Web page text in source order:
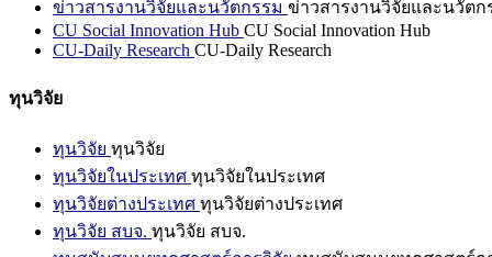
ข่าวสารงานวิจัยและนวัตกรรม ข่าวสารงานวิจัยและนวัตก
CU Social Innovation Hub CU Social Innovation Hub
CU-Daily Research CU-Daily Research
ทุนวิจัย
ทุนวิจัย ทุนวิจัย
ทุนวิจัยในประเทศ ทุนวิจัยในประเทศ
ทุนวิจัยต่างประเทศ ทุนวิจัยต่างประเทศ
ทุนวิจัย สบจ. ทุนวิจัย สบจ.